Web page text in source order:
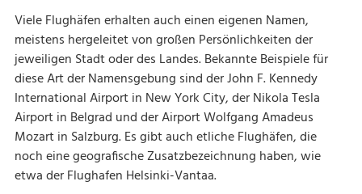
Viele Flughäfen erhalten auch einen eigenen Namen,
meistens hergeleitet von großen Persönlichkeiten der
jeweiligen Stadt oder des Landes. Bekannte Beispiele für
diese Art der Namensgebung sind der John F. Kennedy
International Airport in New York City, der Nikola Tesla
Airport in Belgrad und der Airport Wolfgang Amadeus
Mozart in Salzburg. Es gibt auch etliche Flughäfen, die
noch eine geografische Zusatzbezeichnung haben, wie
etwa der Flughafen Helsinki-Vantaa.